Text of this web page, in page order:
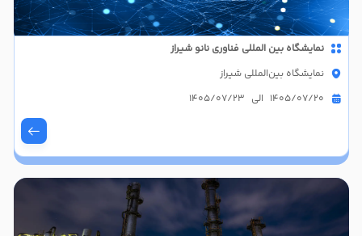
نمایشگاه بین المللی فناوری نانو شیراز
نمایشگاه بین‌المللی شیراز
1405/07/20 الی 1405/07/23